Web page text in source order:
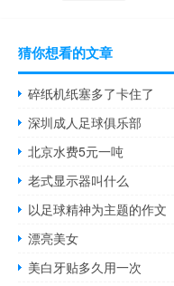
猜你想看的文章
碎纸机纸塞多了卡住了
深圳成人足球俱乐部
北京水费5元一吨
老式显示器叫什么
以足球精神为主题的作文
漂亮美女
美白牙贴多久用一次